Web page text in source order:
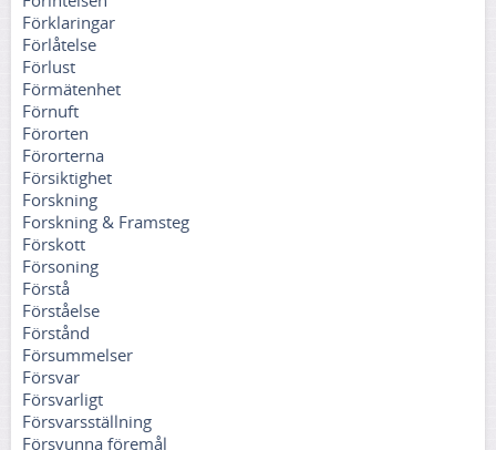
Förklaringar
Förlåtelse
Förlust
Förmätenhet
Förnuft
Förorten
Förorterna
Försiktighet
Forskning
Forskning & Framsteg
Förskott
Försoning
Förstå
Förståelse
Förstånd
Försummelser
Försvar
Försvarligt
Försvarsställning
Försvunna föremål